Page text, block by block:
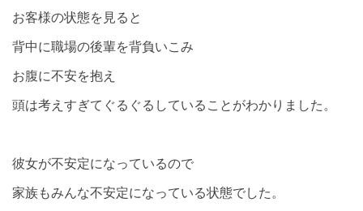
お客様の状態を見ると
背中に職場の後輩を背負いこみ
お腹に不安を抱え
頭は考えすぎてぐるぐるしていることがわかりました。
彼女が不安定になっているので
家族もみんな不安定になっている状態でした。